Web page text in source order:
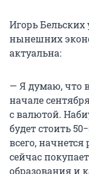
Игорь Бельских
нынешних
актуальна:
— Я думаю, что
начале
с валютой.
будет стоить
всего,
сейчас
образования и